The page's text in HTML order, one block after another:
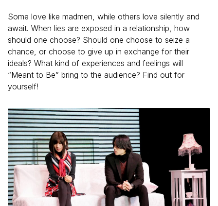
Some love like madmen, while others love silently and
await. When lies are exposed in a relationship, how
should one choose? Should one choose to seize a
chance, or choose to give up in exchange for their
ideals? What kind of experiences and feelings will
“Meant to Be” bring to the audience? Find out for
yourself!